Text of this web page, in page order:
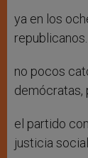
ya en los
no pocos
demócratas,
el partido
justicia